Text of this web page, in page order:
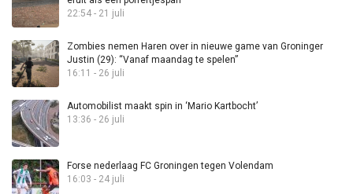
22:54 - 21 juli
Zombies nemen Haren over in nieuwe game van Groninger
Justin (29): “Vanaf maandag te spelen”
16:11 - 26 juli
Automobilist maakt spin in ‘Mario Kartbocht’
13:36 - 26 juli
Forse nederlaag FC Groningen tegen Volendam
16:03 - 24 juli